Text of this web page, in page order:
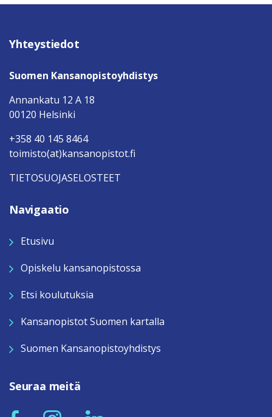
Yhteystiedot
Suomen Kansanopistoyhdistys
Annankatu 12 A 18
00120 Helsinki
+358 40 145 8464
toimisto(at)kansanopistot.fi
TIETOSUOJASELOSTEET
Navigaatio
Etusivu
Opiskelu kansanopistossa
Etsi koulutuksia
Kansanopistot Suomen kartalla
Suomen Kansanopistoyhdistys
Seuraa meitä